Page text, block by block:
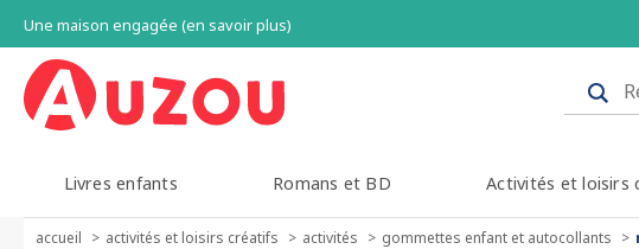
Une maison engagée (en savoir plus)
Livres enfants Romans et BD Activités et loisirs
accueil activités et loisirs créatifs activités gommettes enfant et autocollants